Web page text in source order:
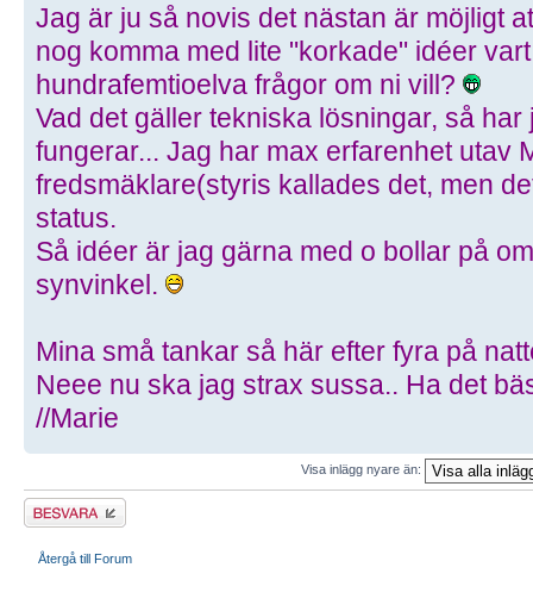
Jag är ju så novis det nästan är möjligt
nog komma med lite "korkade" idéer
hundrafemtioelva frågor om ni vill?
Vad det gäller tekniska lösningar, så
fungerar... Jag har max erfarenhet utav
fredsmäklare(styris kallades det, men
status.
Så idéer är jag gärna med o bollar på
synvinkel.
Mina små tankar så här efter fyra på
Neee nu ska jag strax sussa.. Ha det
//Marie
Visa inlägg nyare än:
Besvara
Återgå till Forum